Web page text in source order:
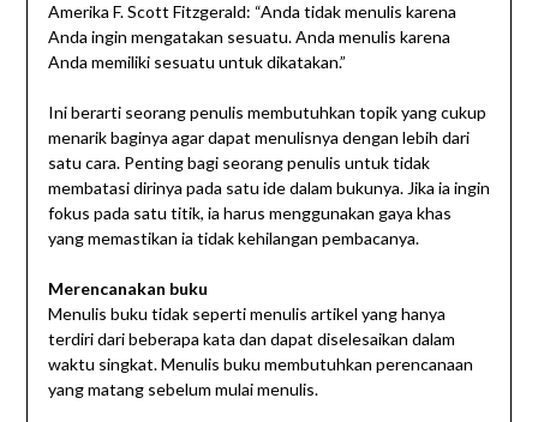
Amerika F. Scott Fitzgerald: “Anda tidak menulis karena
Anda ingin mengatakan sesuatu. Anda menulis karena
Anda memiliki sesuatu untuk dikatakan.”
Ini berarti seorang penulis membutuhkan topik yang cukup
menarik baginya agar dapat menulisnya dengan lebih dari
satu cara. Penting bagi seorang penulis untuk tidak
membatasi dirinya pada satu ide dalam bukunya. Jika ia ingin
fokus pada satu titik, ia harus menggunakan gaya khas
yang memastikan ia tidak kehilangan pembacanya.
Merencanakan buku
Menulis buku tidak seperti menulis artikel yang hanya
terdiri dari beberapa kata dan dapat diselesaikan dalam
waktu singkat. Menulis buku membutuhkan perencanaan
yang matang sebelum mulai menulis.